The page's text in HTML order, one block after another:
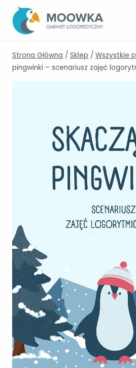
Przejdź
treści
Strona Główna / Sklep / Wszystkie
pingwinki – scenariusz zajęć